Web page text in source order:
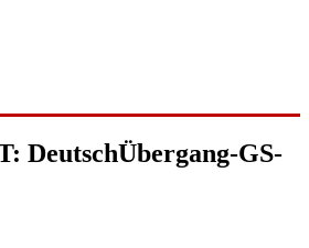
DeutschÜbergang-GS-